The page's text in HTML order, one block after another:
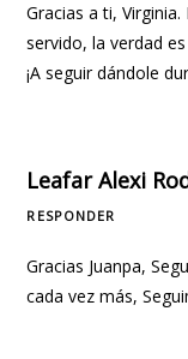
Gracias a ti,
servido, la verdad
¡A seguir dándole
Leafar Alexi
RESPONDER
Gracias Juanpa,
cada vez más,